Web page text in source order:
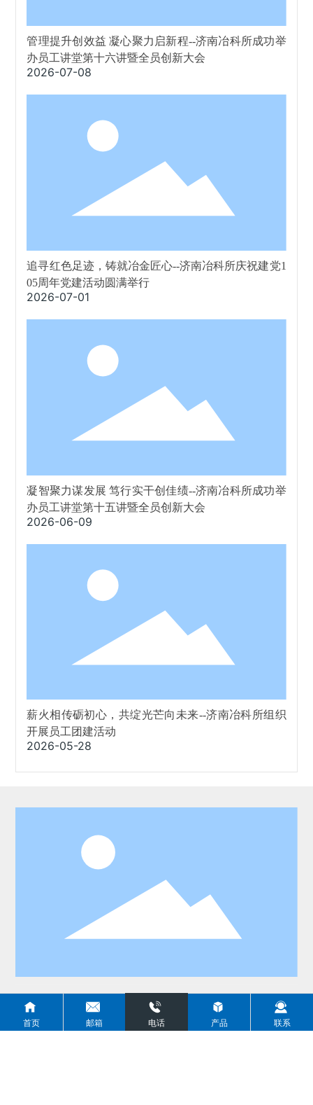
管理提升创效益 凝心聚力启新程--济南冶科所成功举
办员工讲堂第十六讲暨全员创新大会
2026-07-08
追寻红色足迹，铸就冶金匠心--济南冶科所庆祝建党1
05周年党建活动圆满举行
2026-07-01
凝智聚力谋发展 笃行实干创佳绩--济南冶科所成功举
办员工讲堂第十五讲暨全员创新大会
2026-06-09
薪火相传砺初心，共绽光芒向未来--济南冶科所组织
开展员工团建活动
2026-05-28
咨询热线
0531-58672327
首页 邮箱 电话 产品 联系